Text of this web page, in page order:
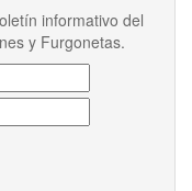
informativo del
y Furgonetas.